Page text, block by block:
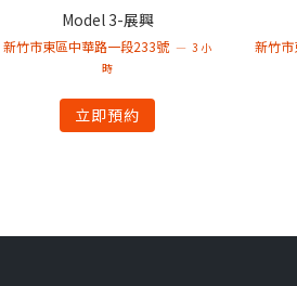
Model 3-展興
新竹市東區中華路一段233號
3 小
時
立即預約
新竹